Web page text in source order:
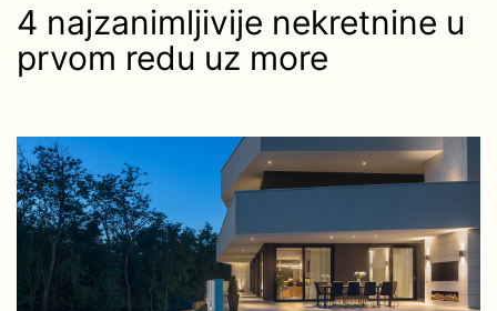
4 najzanimljivije nekretnine u
prvom redu uz more